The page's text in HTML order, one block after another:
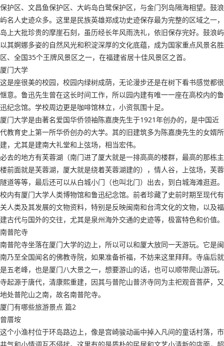
保护区、文昌鱼保护区、大屿岛白鹭保护区，与金门列岛隔海相望。鼓浪
屿名人史迹众多。这里是民族英雄郑成功史迹保存最为完整的区域之一，
岛上大批珍贵的摩崖石刻，虽历经长年风雨洗礼，依旧保存完好。鼓浪屿
以其婀娜多姿的自然风光和积淀深厚的文化底蕴，成为国家重点风景名胜
区、全国35个王牌风景区之一，在福建省居十佳风景区之首。
厦门大学
这是座很美的校园，校园内绿树成荫，无论漫步还是在树下看书感觉都很
惬意。鲁迅先生曾在这长时间工作，所以园内建有唯一一座在高校内的鲁
迅纪念馆。学校周边更是咖啡馆林立，小资氛围十足。
厦门大学是由著名爱国华侨领袖陈嘉庚先生于1921年创办的，是中国近
代教育史上第一所华侨创办的大学。其的旧建筑多为陈嘉庚先生的女婿所
建，尤其是建南大礼堂和上弦场，相当宏伟。
必去的地方有芙蓉湖（南门进了厦大就是一排高高的楼群，最高的那栋主
楼前面就是芙蓉湖，厦大就是绕着芙蓉湖建的），情人谷，上弦场，芙蓉
隧道等等，最后还可以从白城小门（也叫北门）出去，到白城海滩逛逛。
校内有厦门大学人类博物馆和鲁迅纪念馆。前者珍藏了史前时期至现代有
关人类及其发展的文物资料，特别是反映闽南和台湾文化的文物，以及福
建古代与国外的交往，尤其是泉州海外交通的史迹等，极富特色和价值。
南普陀寺
南普陀寺坐落在厦门大学的边上，所以可以和厦大放同一天游玩。它是闽
南乃至全国闻名的佛教寺院，如果准备祈福，不妨来这里拜拜。寺庙后就
是五老峰，也是厦门八大景之一，想要游山的话，也可以顺带爬山游玩。
寺起源于唐代，清康熙重建，因其与普陀山普济寺同为主祀观音菩萨，又
地处普陀山之南，故名南普陀寺。
厦门有哪些旅游景点 篇2
曾厝垵
这个小渔村位于环岛路边上，像是宫崎骏动画中掉入凡间的童话村落，市